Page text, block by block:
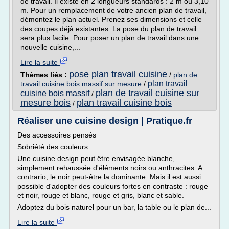
m. Pour un remplacement de votre ancien plan de travail,
démontez le plan actuel. Prenez ses dimensions et celle
des coupes déjà existantes. La pose du plan de travail
sera plus facile. Pour poser un plan de travail dans une
nouvelle cuisine,...
Lire la suite
Thèmes liés : pose plan travail cuisine / plan de
travail cuisine bois massif sur mesure / plan travail
cuisine bois massif/ plan de travail cuisine sur
mesure bois / plan travail cuisine bois
Réaliser une cuisine design | Pratique.fr
Des accessoires pensés
Sobriété des couleurs
Une cuisine design peut être envisagée blanche,
simplement rehaussée d'éléments noirs ou anthracites. A
contrario, le noir peut-être la dominante. Mais il est aussi
possible d'adopter des couleurs fortes en contraste : rouge
et noir, rouge et blanc, rouge et gris, blanc et sable.
Adoptez du bois naturel pour un bar, la table ou le plan de...
Lire la suite